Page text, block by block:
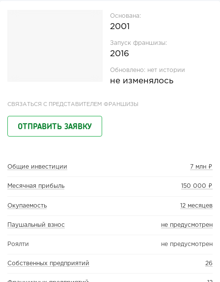
Основана:
2001
Запуск франшизы:
2016
Обновлено: нет истории
не изменялось
СВЯЗАТЬСЯ С ПРЕДСТАВИТЕЛЕМ ФРАНШИЗЫ
ОТПРАВИТЬ ЗАЯВКУ
Общие инвестиции 7 млн ₽
Месячная прибыль 150 000 ₽
Окупаемость 12 месяцев
Паушальный взнос не предусмотрен
Роялти не предусмотрен
Собственных предприятий 26